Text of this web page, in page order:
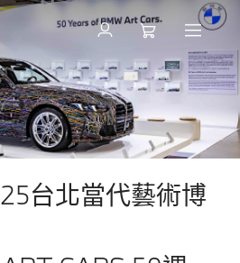
台北當代藝術博